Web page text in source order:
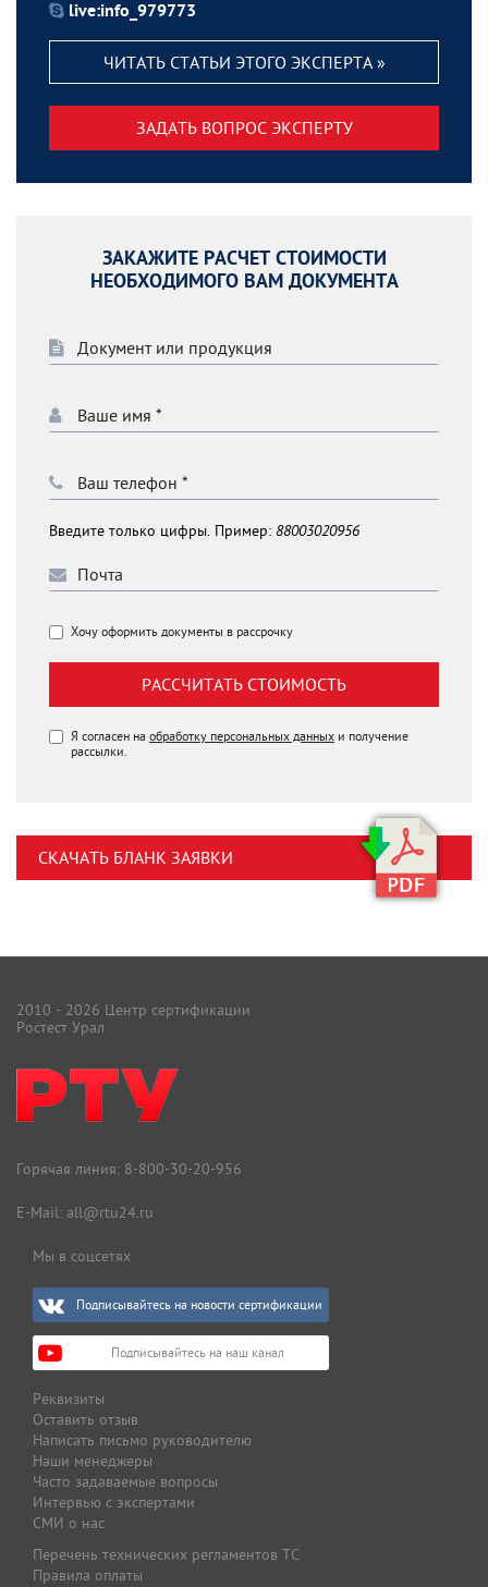
live:info_979773
ЧИТАТЬ СТАТЬИ ЭТОГО ЭКСПЕРТА »
ЗАДАТЬ ВОПРОС ЭКСПЕРТУ
ЗАКАЖИТЕ РАСЧЕТ СТОИМОСТИ
НЕОБХОДИМОГО ВАМ ДОКУМЕНТА
Введите только цифры. Пример: 88003020956
Хочу оформить документы в рассрочку
РАССЧИТАТЬ СТОИМОСТЬ
Я согласен на обработку персональных данных и получение
рассылки.
СКАЧАТЬ БЛАНК ЗАЯВКИ
2010 - 2026 Центр сертификации
Ростест Урал
Горячая линия: 8-800-30-20-956
E-Mail: all@rtu24.ru
Мы в соцсетях
Подписывайтесь на новости сертификации
Подписывайтесь на наш канал
Реквизиты
Оставить отзыв
Написать письмо руководителю
Наши менеджеры
Часто задаваемые вопросы
Интервью с экспертами
СМИ о нас
Перечень технических регламентов ТС
Правила оплаты